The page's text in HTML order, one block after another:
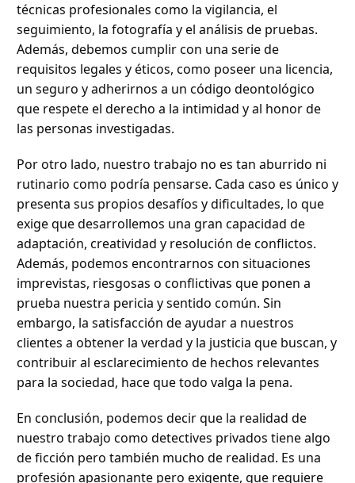
técnicas profesionales como la vigilancia, el
seguimiento, la fotografía y el análisis de pruebas.
Además, debemos cumplir con una serie de
requisitos legales y éticos, como poseer una licencia,
un seguro y adherirnos a un código deontológico
que respete el derecho a la intimidad y al honor de
las personas investigadas.
Por otro lado, nuestro trabajo no es tan aburrido ni
rutinario como podría pensarse. Cada caso es único y
presenta sus propios desafíos y dificultades, lo que
exige que desarrollemos una gran capacidad de
adaptación, creatividad y resolución de conflictos.
Además, podemos encontrarnos con situaciones
imprevistas, riesgosas o conflictivas que ponen a
prueba nuestra pericia y sentido común. Sin
embargo, la satisfacción de ayudar a nuestros
clientes a obtener la verdad y la justicia que buscan, y
contribuir al esclarecimiento de hechos relevantes
para la sociedad, hace que todo valga la pena.
En conclusión, podemos decir que la realidad de
nuestro trabajo como detectives privados tiene algo
de ficción pero también mucho de realidad. Es una
profesión apasionante pero exigente, que requiere